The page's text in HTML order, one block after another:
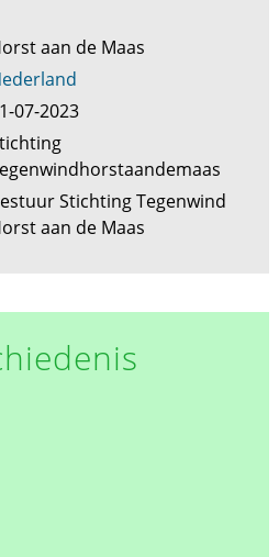
aan de Maas
07-2023
Stichting Tegenwind
aan de Maas